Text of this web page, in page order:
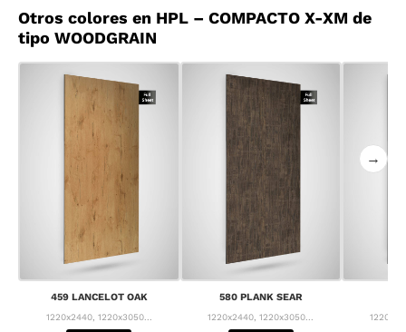
Otros colores en HPL – COMPACTO X-XM de
tipo WOODGRAIN
459 LANCELOT OAK
1220x2440, 1220x3050...
580 PLANK SEAR
1220x2440, 1220x3050...
→